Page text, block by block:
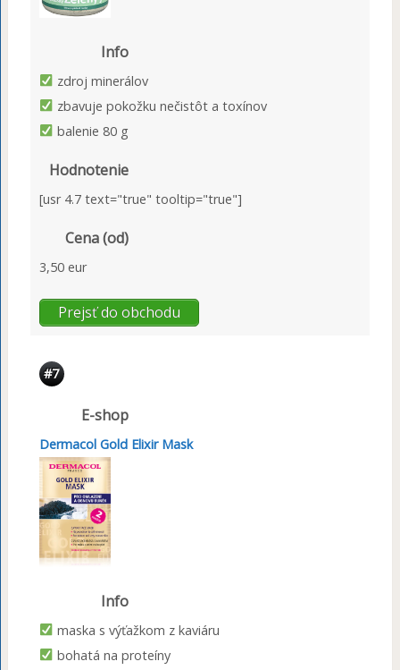
Info
zdroj minerálov
zbavuje pokožku nečistôt a toxínov
balenie 80 g
Hodnotenie
[usr 4.7 text="true" tooltip="true"]
Cena (od)
3,50 eur
Prejsť do obchodu
#7
E-shop
Dermacol Gold Elixir Mask
Info
maska s výťažkom z kaviáru
bohatá na proteíny